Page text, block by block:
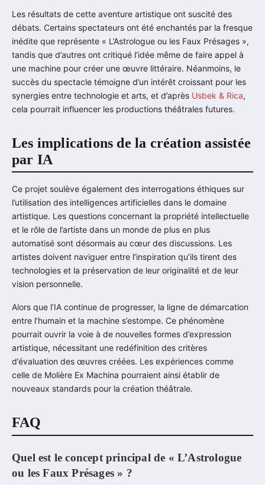
Les résultats de cette aventure artistique ont suscité des
débats. Certains spectateurs ont été enchantés par la fresque
inédite que représente « L’Astrologue ou les Faux Présages »,
tandis que d’autres ont critiqué l’idée même de faire appel à
une machine pour créer une œuvre littéraire. Néanmoins, le
succès du spectacle témoigne d’un intérêt croissant pour les
synergies entre technologie et arts, et d’après Usbek & Rica,
cela pourrait influencer les productions théâtrales futures.
Les implications de la création assistée
par IA
Ce projet soulève également des interrogations éthiques sur
l’utilisation des intelligences artificielles dans le domaine
artistique. Les questions concernant la propriété intellectuelle
et le rôle de l’artiste dans un monde de plus en plus
automatisé sont désormais au cœur des discussions. Les
artistes doivent naviguer entre l’inspiration qu’ils tirent des
technologies et la préservation de leur originalité et de leur
vision personnelle.
Alors que l’IA continue de progresser, la ligne de démarcation
entre l’humain et la machine s’estompe. Ce phénomène
pourrait ouvrir la voie à de nouvelles formes d’expression
artistique, nécessitant une redéfinition des critères
d’évaluation des œuvres créées. Les expériences comme
celle de Molière Ex Machina pourraient ainsi établir de
nouveaux standards pour la création théâtrale.
FAQ
Quel est le concept principal de « L’Astrologue
ou les Faux Présages » ?